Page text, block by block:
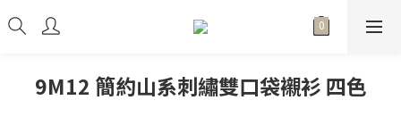
9M12 簡約山系刺繡雙口袋襯衫 四色